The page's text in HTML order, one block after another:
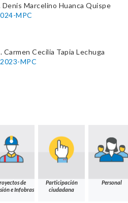
Denis Marcelino Huanca Quispe
MPC
Carmen Cecilia Tapia Lechuga
MPC
de
e Infobras
Participación
ciudadana
Personal